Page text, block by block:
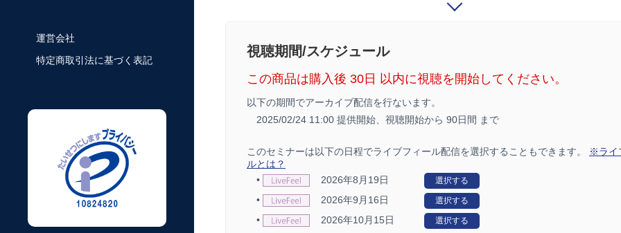
運営会社
特定商取引法に基づく表記
視聴期間/スケジュール
この商品は購入後 30日 以内に視聴を開始してください。
以下の期間でアーカイブ配信を行ないます。
2025/02/24 11:00 提供開始、 視聴開始から 90日間 まで
このセミナーは以下の日程でライブフィール配信を選択することもできます。
※ライ
ルとは？
•
2026年8月19日 選択する
• 2026年9月16日 選択する
• 2026年10月15日 選択する